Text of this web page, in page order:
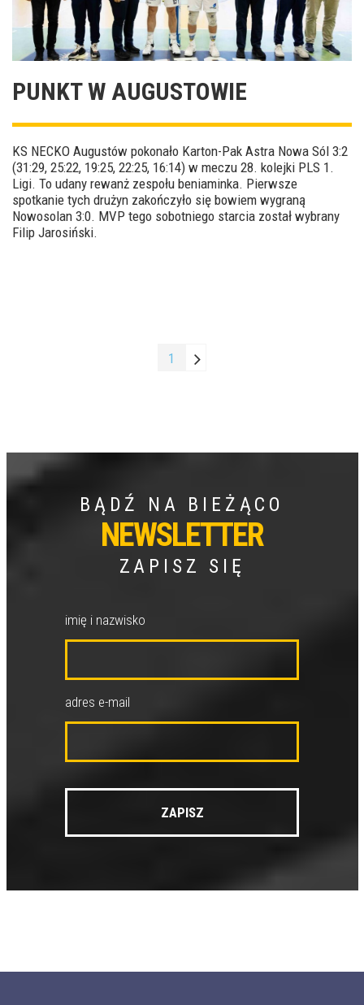
PUNKT W AUGUSTOWIE
KS NECKO Augustów pokonało Karton-Pak Astra Nowa Sól 3:2
(31:29, 25:22, 19:25, 22:25, 16:14) w meczu 28. kolejki PLS 1.
Ligi. To udany rewanż zespołu beniaminka. Pierwsze
spotkanie tych drużyn zakończyło się bowiem wygraną
Nowosolan 3:0. MVP tego sobotniego starcia został wybrany
Filip Jarosiński.
1
BĄDŹ NA BIEŻĄCO
NEWSLETTER
ZAPISZ SIĘ
imię i nazwisko
adres e-mail